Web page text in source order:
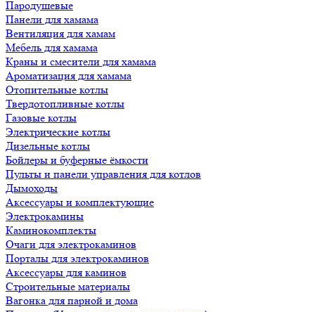
Пародушевые
Панели для хамама
Вентиляция для хамам
Мебель для хамама
Краны и смесители для хамама
Ароматизация для хамама
Отопительные котлы
Твердотопливные котлы
Газовые котлы
Электрические котлы
Дизельные котлы
Бойлеры и буферные ёмкости
Пульты и панели управления для котлов
Дымоходы
Аксессуары и комплектующие
Электрокамины
Каминокомплекты
Очаги для электрокаминов
Порталы для электрокаминов
Аксессуары для каминов
Строительные материалы
Вагонка для парной и дома